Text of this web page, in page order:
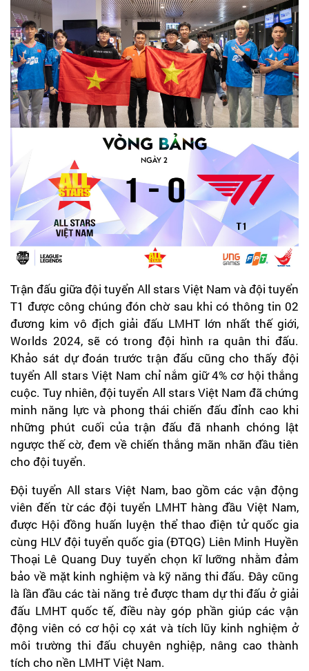
Trận đấu giữa đội tuyển All stars Việt Nam và đội tuyển
T1 được công chúng đón chờ sau khi có thông tin 02
đương kim vô địch giải đấu LMHT lớn nhất thế giới,
Worlds 2024, sẽ có trong đội hình ra quân thi đấu.
Khảo sát dự đoán trước trận đấu cũng cho thấy đội
tuyển All stars Việt Nam chỉ nắm giữ 4% cơ hội thắng
cuộc. Tuy nhiên, đội tuyển All stars Việt Nam đã chứng
minh năng lực và phong thái chiến đấu đỉnh cao khi
những phút cuối của trận đấu đã nhanh chóng lật
ngược thế cờ, đem về chiến thắng mãn nhãn đầu tiên
cho đội tuyển.
Đội tuyển All stars Việt Nam, bao gồm các vận động
viên đến từ các đội tuyển LMHT hàng đầu Việt Nam,
được Hội đồng huấn luyện thể thao điện tử quốc gia
cùng HLV đội tuyển quốc gia (ĐTQG) Liên Minh Huyền
Thoại Lê Quang Duy tuyển chọn kĩ lưỡng nhằm đảm
bảo về mặt kinh nghiệm và kỹ năng thi đấu. Đây cũng
là lần đầu các tài năng trẻ được tham dự thi đấu ở giải
đấu LMHT quốc tế, điều này góp phần giúp các vận
động viên có cơ hội cọ xát và tích lũy kinh nghiệm ở
môi trường thi đấu chuyên nghiệp, nâng cao thành
tích cho nền LMHT Việt Nam.